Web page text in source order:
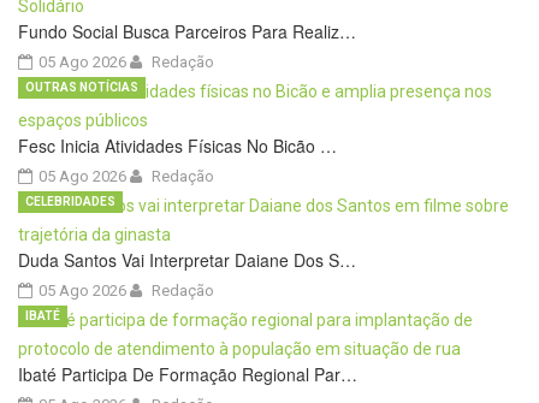
Fundo Social Busca Parceiros Para Realiz…
05 Ago 2026 Redação
Fesc Inicia Atividades Físicas No Bicão …
05 Ago 2026
OUTRAS NOTÍCIAS
Redação
Duda Santos Vai Interpretar Daiane Dos S…
05 Ago 2026
CELEBRIDADES
Redação
Ibaté Participa De Formação Regional Par…
IBATÉ